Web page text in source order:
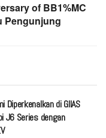
of BB1%MC
Pengunjung
Diperkenalkan di GIIAS
J6 Series dengan